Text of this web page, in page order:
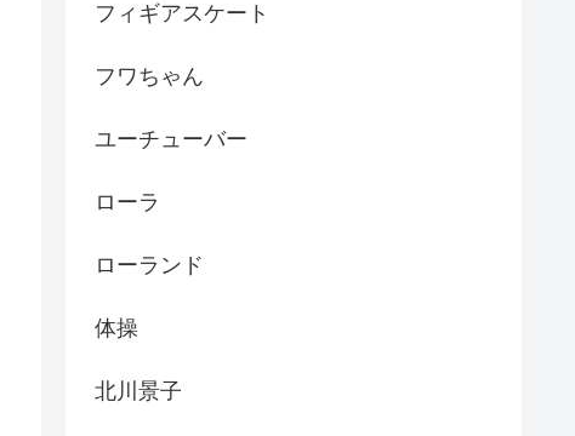
フィギアスケート
フワちゃん
ユーチューバー
ローラ
ローランド
体操
北川景子